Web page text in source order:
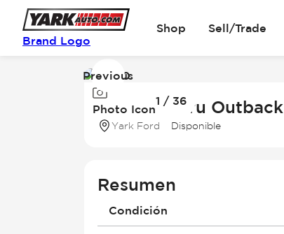
Brand Logo
Shop Sell/Trade
Image
of
Photo Icon
1 / 36
Previous
2024 Subaru Outback
Yark Ford Disponible
Resumen
Condición